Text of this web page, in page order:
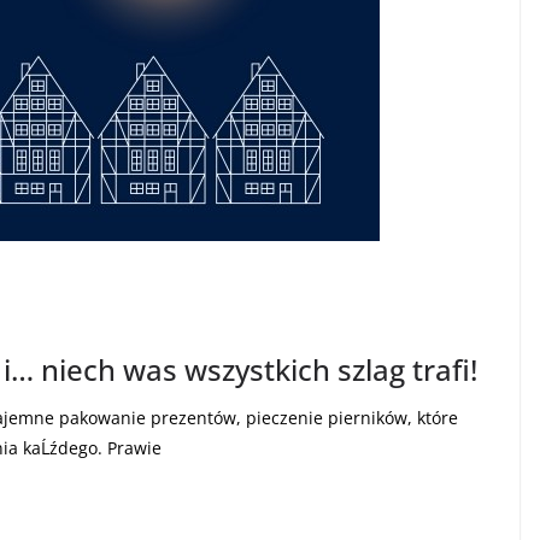
i… niech was wszystkich szlag trafi!
pakowanie prezentów, pieczenie pierników, które
kaĹźdego. Prawie